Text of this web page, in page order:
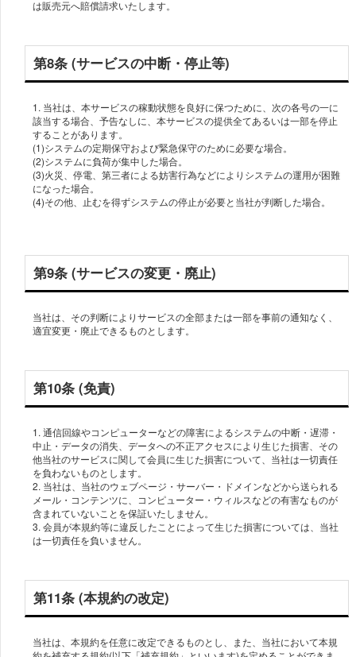
第8条 (サービスの中断・停止等)
1. 当社は、本サービスの稼動状態を良好に保つために、次の各号の一に
該当する場合、予告なしに、本サービスの提供全てあるいは一部を停止
することがあります。
(1)システムの定期保守および緊急保守のために必要な場合。
(2)システムに負荷が集中した場合。
(3)火災、停電、第三者による妨害行為などによりシステムの運用が困難
になった場合。
(4)その他、止むを得ずシステムの停止が必要と当社が判断した場合。
第9条 (サービスの変更・廃止)
当社は、その判断によりサービスの全部または一部を事前の通知なく、
第10条 (免責)
1. 通信回線やコンピューターなどの障害によるシステムの中断・遅滞・
中止・データの消失、データへの不正アクセスにより生じた損害、その
他当社のサービスに関して会員に生じた損害について、当社は一切責任
を負わないものとします。
2. 当社は、当社のウェブページ・サーバー・ドメインなどから送られる
メール・コンテンツに、コンピューター・ウィルスなどの有害なものが
含まれていないことを保証いたしません。
3. 会員が本規約等に違反したことによって生じた損害については、当社
第11条 (本規約の改定)
当社は、本規約を任意に改定できるものとし、また、当社において本規